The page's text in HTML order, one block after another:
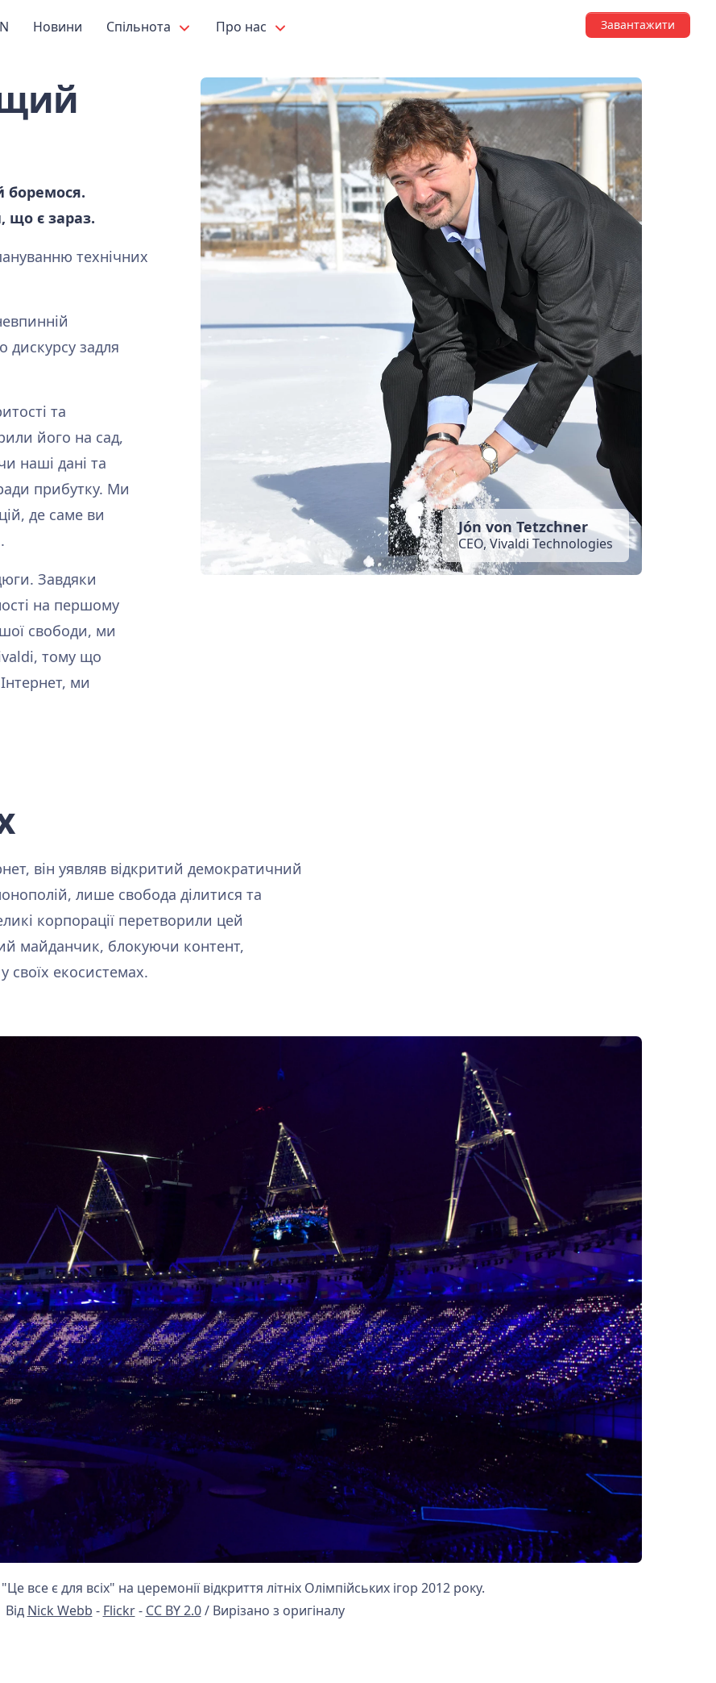
Новини Спільнота Про нас Завантажити
боремося.
що є зараз.
технічних
дискурсу задля
та
його на сад,
наші дані та
прибутку. Ми
де саме ви
Завдяки
на першому
свободи, ми
тому що
ми
Jón von Tetzchner
CEO, Vivaldi Technologies
він уявляв відкритий демократичний
лише свобода ділитися та
корпорації перетворили цей
майданчик, блокуючи контент,
своїх екосистемах.
все є для всіх" на церемонії відкриття літніх Олімпійських ігор 2012 року.
Від Nick Webb - Flickr- CC BY 2.0/ Вирізано з оригіналу